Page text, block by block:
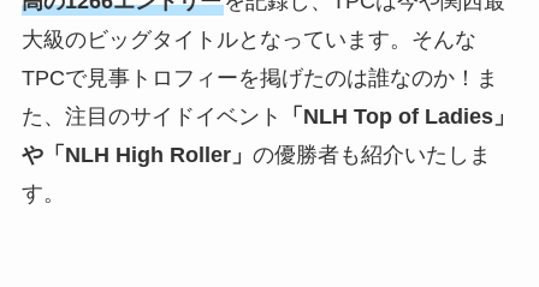
大級のビッグタイトルとなっています。そんな
TPCで見事トロフィーを掲げたのは誰なのか！ま
た、注目のサイドイベント
「NLH Top of Ladies」
や「NLH High Roller」 の優勝者も紹介いたしま
す。